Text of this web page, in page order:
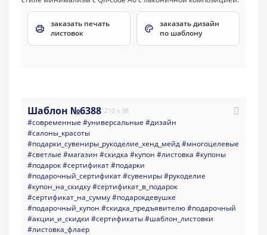
заказать печать
листовок
заказать дизайн
по шаблону
Шаблон №6388 210 x 98
#современные #универсальные #дизайн
#салоны_красоты
#подарки_сувениры_рукоделие_хенд_мейд#многоцелевые
#светлые #магазин #скидка #купон #листовка #купоны
#подарок#сертификат#подарки
#подарочный_сертификат#сувениры#рукоделие
#купон_на_скидку#сертификат_в_подарок
#сертификат_на_сумму#подарокдевушке
#подарочный_купон #скидка_предъявителю#подарочный
#акции_и_скидки #сертификаты#шаблон_листовки
#листовка_флаер